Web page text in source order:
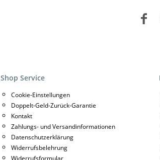
Shop Service
Cookie-Einstellungen
Doppelt-Geld-Zurück-Garantie
Kontakt
Zahlungs- und Versandinformationen
Datenschutzerklärung
Widerrufsbelehrung